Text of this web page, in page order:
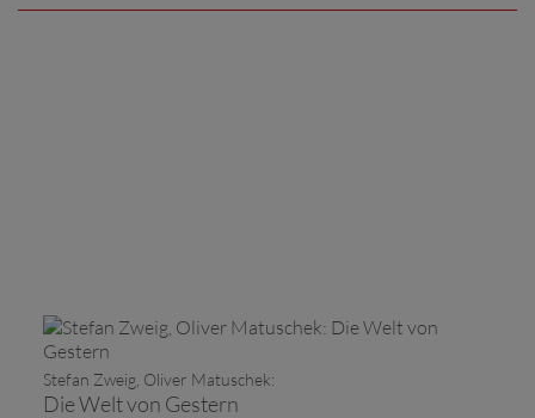
Stefan Zweig, Oliver Matuschek:
Die Welt von Gestern